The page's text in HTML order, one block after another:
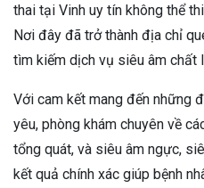
thai tại Vinh uy tín không thể
Nơi đây đã trở thành địa chỉ
tìm kiếm dịch vụ siêu âm chất
Với cam kết mang đến những
yêu, phòng khám chuyên về
tổng quát, và siêu âm ngực,
kết quả chính xác giúp bệnh